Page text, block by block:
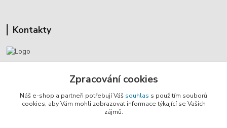
Kontakty
+420 602 455 633
info@multivan-shop.cz
Zpracování cookies
Náš e-shop a partneři potřebují Váš souhlas s použitím souborů
cookies, aby Vám mohli zobrazovat informace týkající se Vašich
zájmů.